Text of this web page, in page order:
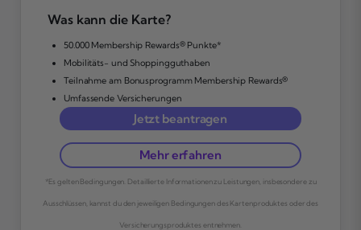
Was kann die Karte?
50.000 Membership Rewards® Punkte*
Mobilitäts- und Shoppingguthaben
Teilnahme am Bonusprogramm Membership Rewards®
Umfassende Versicherungen
Jetzt beantragen
Mehr erfahren
*Es gelten Bedingungen. Detaillierte Informationen zu Leistungen, insbesondere zu
Ausschlüssen, kannst du den jeweiligen Bedingungen des Kartenproduktes oder des
Versicherungsproduktes entnehmen.